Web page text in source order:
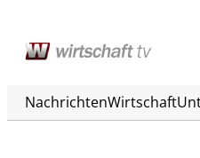
NachrichtenWirtschaft